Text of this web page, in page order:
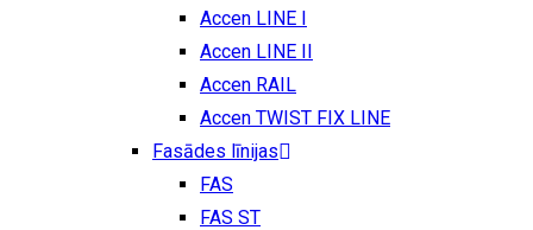
Accen LINE I
Accen LINE II
Accen RAIL
Accen TWIST FIX LINE
Fasādes līnijas
FAS
FAS ST